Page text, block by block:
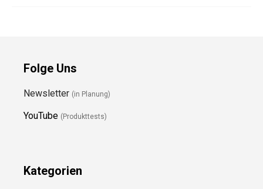
Folge Uns
Newsletter (in Planung)
YouTube (Produkttests)
Kategorien